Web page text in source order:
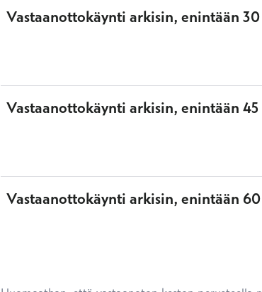
Vastaanottokäynti arkisin, enintään
Vastaanottokäynti arkisin, enintään
Vastaanottokäynti arkisin, enintään